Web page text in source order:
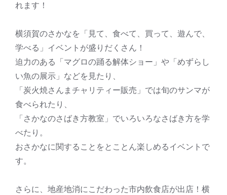
れます！
横須賀のさかなを「見て、食べて、買って、遊んで、
学べる」イベントが盛りだくさん！
迫力のある「マグロの踊る解体ショー」や「めずらし
い魚の展示」などを見たり、
「炭火焼さんまチャリティー販売」では旬のサンマが
食べられたり、
「さかなのさばき方教室」でいろいろなさばき方を学
べたり。
おさかなに関することをとことん楽しめるイベントで
す。
さらに、地産地消にこだわった市内飲食店が出店！横